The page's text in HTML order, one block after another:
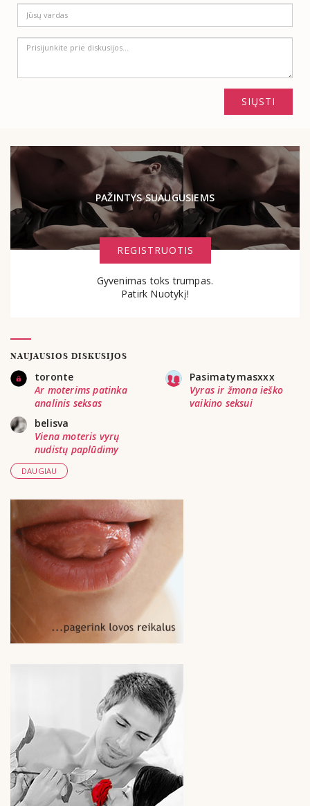
vardas
Prisijunkite
SIŲSTI
PAŽINTYS SUAUGUSIEMS
REGISTRUOTIS
Gyvenimas toks trumpas.
Patirk Nuotykį!
NAUJAUSIOS DISKUSIJOS
toronte
Ar moterims patinka
analinis seksas
Pasimatymasxxx
Vyras ir žmona ieško
vaikino seksui
belisva
Viena moteris vyrų
nudistų paplūdimy
DAUGIAU